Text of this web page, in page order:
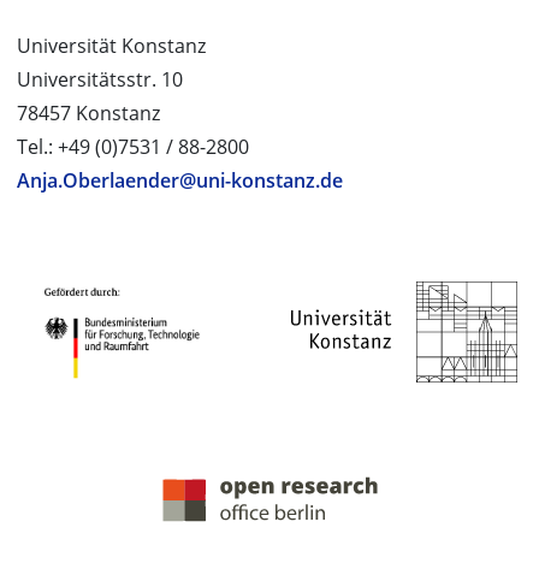
Universität Konstanz
Universitätsstr. 10
78457 Konstanz
Tel.: +49 (0)7531 / 88-2800
Anja.Oberlaender@uni-konstanz.de